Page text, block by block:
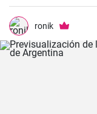
añade el sabor original.
ronik